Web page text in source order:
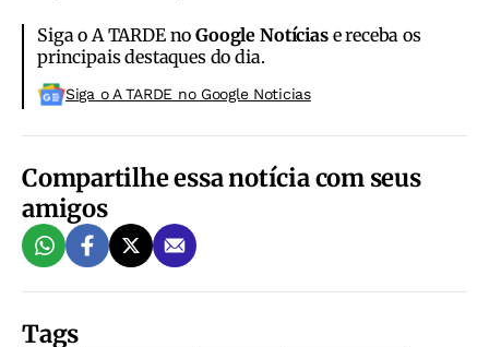
Siga o A TARDE noGoogle Notíciase receba os
principais destaques do dia.
Siga o A TARDE no Google Noticias
Compartilhe essa notícia com seus
amigos
Tags